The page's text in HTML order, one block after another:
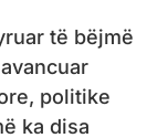
të bëjmë
politike
ka disa